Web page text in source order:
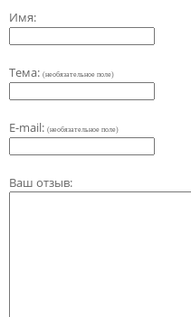
Имя:
Тема: (необязательное поле)
E-mail: (необязательное поле)
Ваш отзыв: